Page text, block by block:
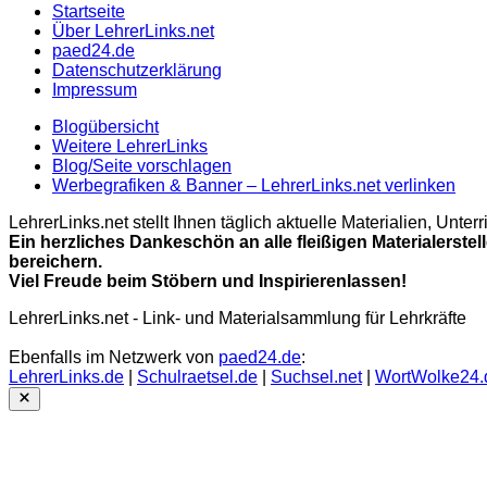
Startseite
Über LehrerLinks.net
paed24.de
Datenschutzerklärung
Impressum
Blogübersicht
Weitere LehrerLinks
Blog/Seite vorschlagen
Werbegrafiken & Banner – LehrerLinks.net verlinken
LehrerLinks.net stellt Ihnen täglich aktuelle Materialien,
Ein herzliches Dankeschön an alle fleißigen
bereichern.
Viel Freude beim Stöbern und Inspirierenlassen!
LehrerLinks.net - Link- und Materialsammlung für Lehrkräfte
Ebenfalls im Netzwerk von paed24.de:
LehrerLinks.de
Schulraetsel.de Suchsel.net|
Close